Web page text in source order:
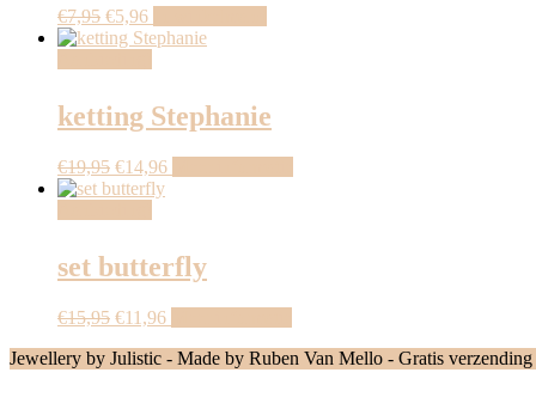
€7,95 €5,96
ketting Stephanie
€19,95 €14,96
set butterfly
€15,95 €11,96
Jewellery by Julistic - Made by Ruben Van Mello - Gratis